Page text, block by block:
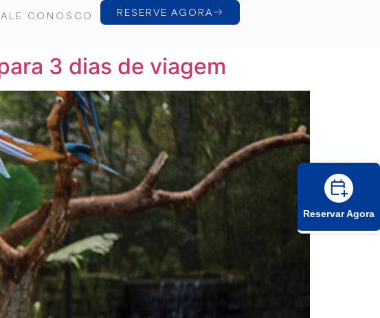
CONOSCO RESERVE AGORA
3 dias de viagem
Reservar Agora